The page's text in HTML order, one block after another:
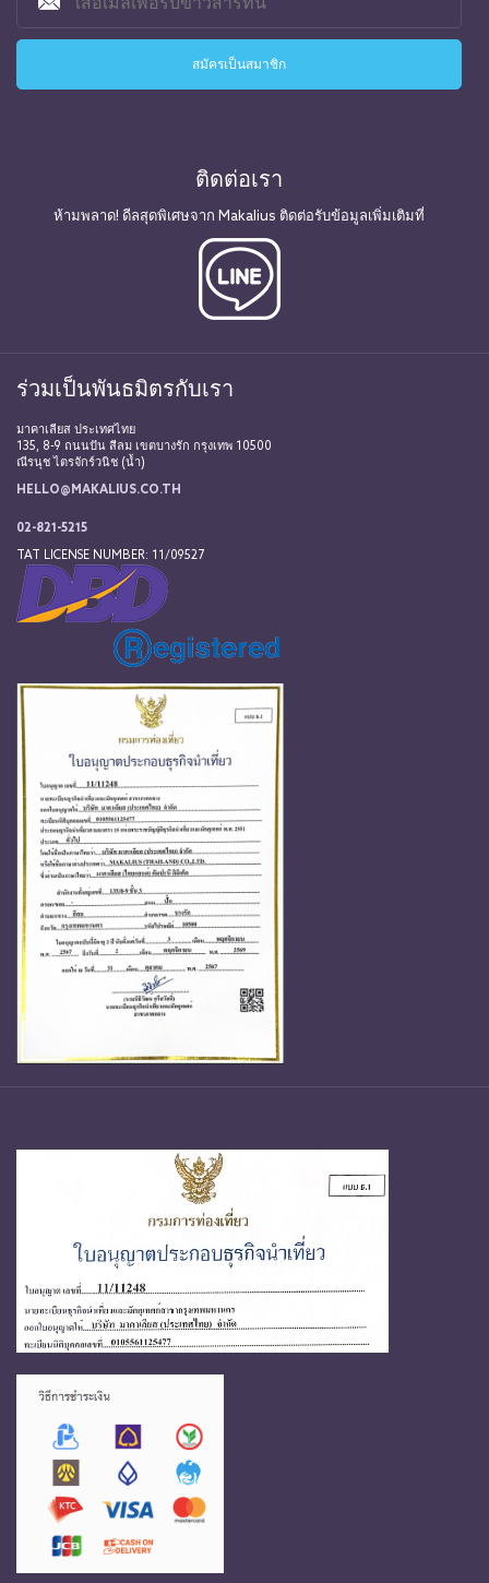
ติดต่อเรา
ห้ามพลาด! ดีลสุดพิเศษจาก Makalius ติดต่อรับข้อมูลเพิ่มเติมที่
ร่วมเป็นพันธมิตรกับเรา
มาคาเลียส ประเทศไทย
135, 8-9 ถนนปัน สีลม เขตบางรัก กรุงเทพ 10500
ณีรนุช ไตรจักร์วนิช (น้ำ)
HELLO@MAKALIUS.CO.TH
02-821-5215
TAT LICENSE NUMBER: 11/09527